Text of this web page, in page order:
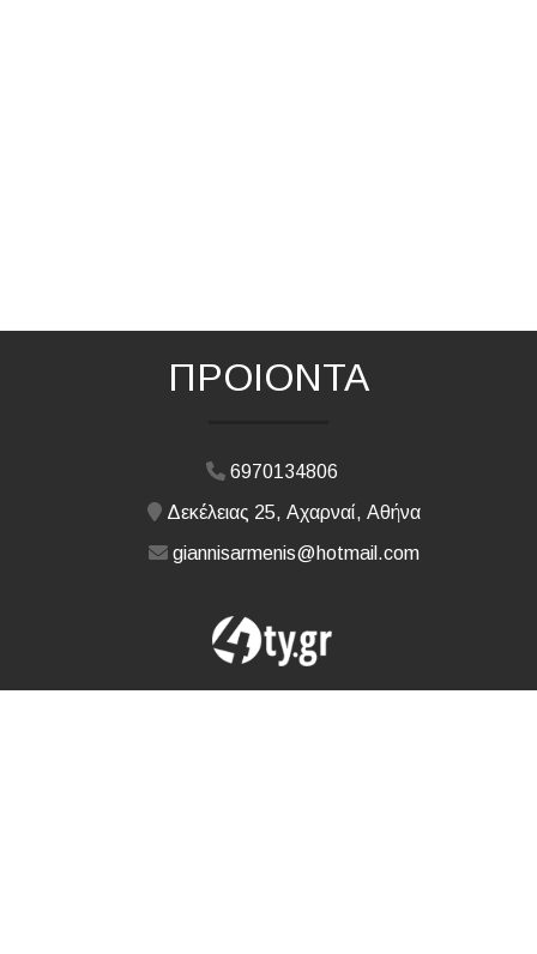
ΠΡΟΙΟΝΤΑ
6970134806
Δεκέλειας 25, Αχαρναί, Αθήνα
giannisarmenis@hotmail.com